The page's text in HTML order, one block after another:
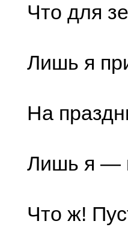
Что для
Лишь я
На
Лишь я —
Что ж!